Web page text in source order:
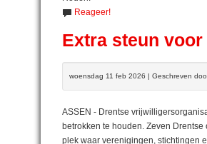
Reageer!
Extra steun
woensdag 11 feb 2026 | Geschreven
ASSEN - Drentse
betrokken te houden. Zeven
plek waar verenigingen, stichtingen